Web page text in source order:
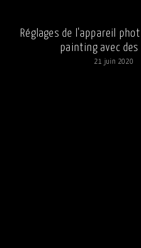
Réglages de l'appareil
painting avec
21 juin 2020